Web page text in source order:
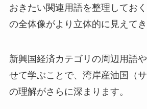
おきたい関連用語を整理してお
の全体像がより立体的に見えてき
新興国経済カテゴリの周辺用語
せて学ぶことで、湾岸産油国（
の理解がさらに深まります。